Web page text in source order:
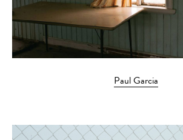
Paul Garcia